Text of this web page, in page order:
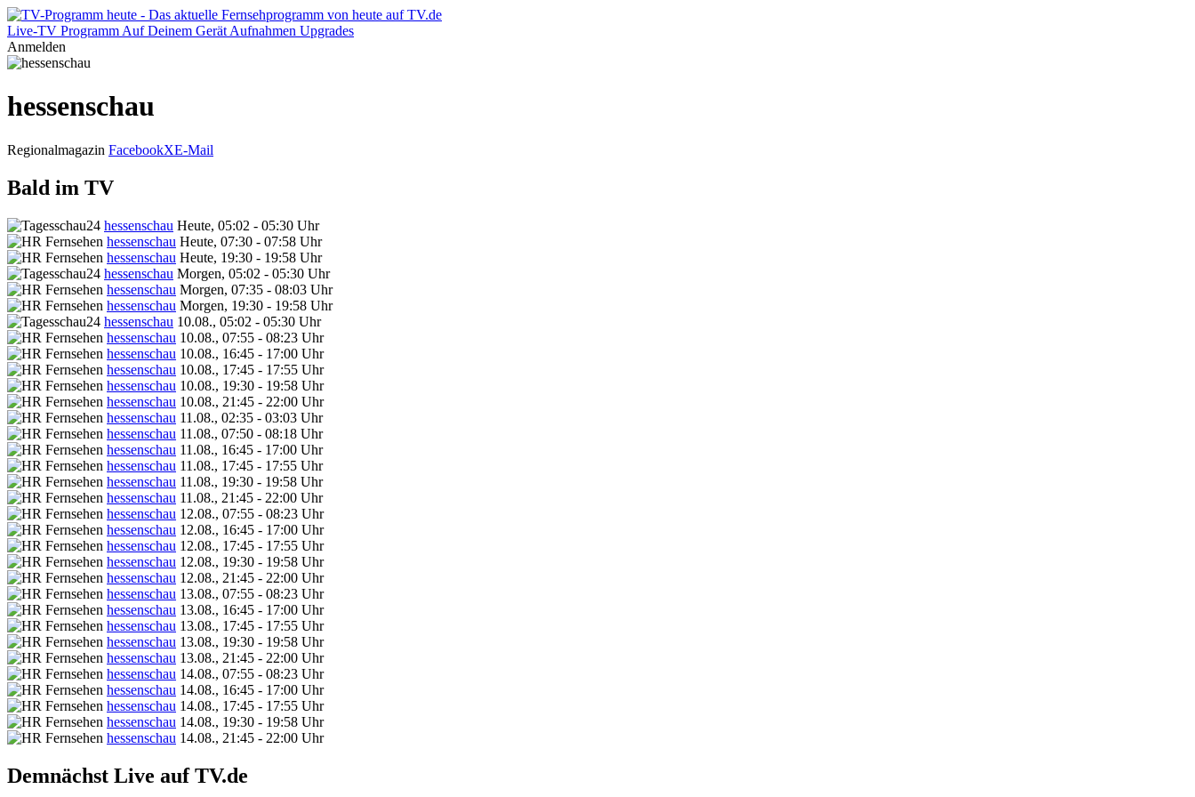
Live-TV Programm Auf Deinem Gerät Aufnahmen Upgrades
Anmelden
hessenschau
Regionalmagazin FacebookXE-Mail
Bald im TV
hessenschau Heute, 05:02 - 05:30 Uhr
hessenschau Heute, 07:30 - 07:58 Uhr
hessenschau Heute, 19:30 - 19:58 Uhr
hessenschau Morgen, 05:02 - 05:30 Uhr
hessenschau Morgen, 07:35 - 08:03 Uhr
hessenschau Morgen, 19:30 - 19:58 Uhr
hessenschau 10.08., 05:02 - 05:30 Uhr
hessenschau 10.08., 07:55 - 08:23 Uhr
hessenschau 10.08., 16:45 - 17:00 Uhr
hessenschau 10.08., 17:45 - 17:55 Uhr
hessenschau 10.08., 19:30 - 19:58 Uhr
hessenschau 10.08., 21:45 - 22:00 Uhr
hessenschau 11.08., 02:35 - 03:03 Uhr
hessenschau 11.08., 07:50 - 08:18 Uhr
hessenschau 11.08., 16:45 - 17:00 Uhr
hessenschau 11.08., 17:45 - 17:55 Uhr
hessenschau 11.08., 19:30 - 19:58 Uhr
hessenschau 11.08., 21:45 - 22:00 Uhr
hessenschau 12.08., 07:55 - 08:23 Uhr
hessenschau 12.08., 16:45 - 17:00 Uhr
hessenschau 12.08., 17:45 - 17:55 Uhr
hessenschau 12.08., 19:30 - 19:58 Uhr
hessenschau 12.08., 21:45 - 22:00 Uhr
hessenschau 13.08., 07:55 - 08:23 Uhr
hessenschau 13.08., 16:45 - 17:00 Uhr
hessenschau 13.08., 17:45 - 17:55 Uhr
hessenschau 13.08., 19:30 - 19:58 Uhr
hessenschau 13.08., 21:45 - 22:00 Uhr
hessenschau 14.08., 07:55 - 08:23 Uhr
hessenschau 14.08., 16:45 - 17:00 Uhr
hessenschau 14.08., 17:45 - 17:55 Uhr
hessenschau 14.08., 19:30 - 19:58 Uhr
hessenschau 14.08., 21:45 - 22:00 Uhr
Demnächst Live auf TV.de